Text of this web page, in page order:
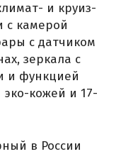
и круиз-
с камерой
с датчиком
зеркала с
и функцией
эко-кожей и 17-
в России